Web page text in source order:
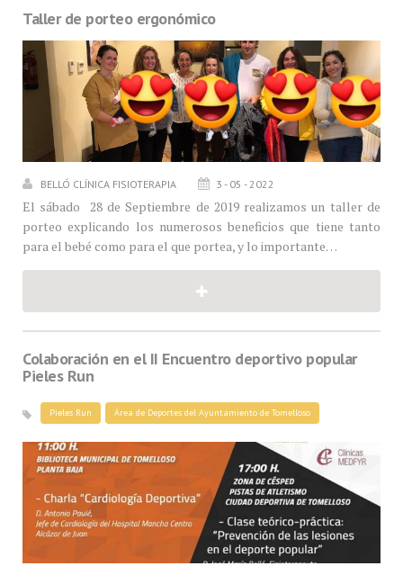
Taller de porteo ergonómico
BELLÓ CLÍNICA FISIOTERAPIA 3 - 05 - 2022
El sábado 28 de Septiembre de 2019 realizamos un taller de
porteo explicando los numerosos beneficios que tiene tanto
para el bebé como para el que portea, y lo importante…
Colaboración en el II Encuentro deportivo popular
Pieles Run
Pieles Run Área de Deportes del Ayuntamiento de Tomelloso